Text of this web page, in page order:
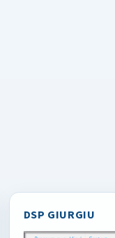
DSP GIURGIU